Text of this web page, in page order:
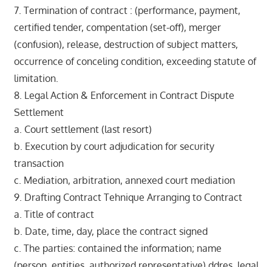
7. Termination of contract : (performance, payment,
certified tender, compentation (set-off), merger
(confusion), release, destruction of subject matters,
occurrence of conceling condition, exceeding statute of
limitation.
8. Legal Action & Enforcement in Contract Dispute
Settlement
a. Court settlement (last resort)
b. Execution by court adjudication for security
transaction
c. Mediation, arbitration, annexed court mediation
9. Drafting Contract Tehnique Arranging to Contract
a. Title of contract
b. Date, time, day, place the contract signed
c. The parties: contained the information; name